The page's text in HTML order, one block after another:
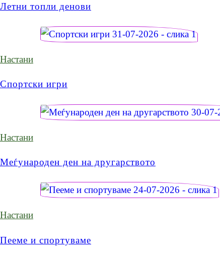
Летни топли денови
Настани
Спортски игри
Настани
Меѓународен ден на другарството
Настани
Пееме и спортуваме